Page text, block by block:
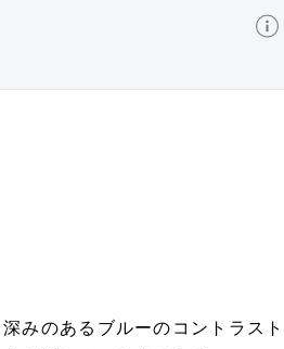
みのあるブルーのコントラスト